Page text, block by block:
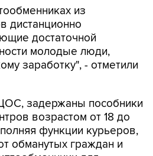
из
дистанционно
достаточной
молодые люди,
заработку", - отметили
задержаны пособники
возрастом от 18 до
функции курьеров,
обманутых граждан и